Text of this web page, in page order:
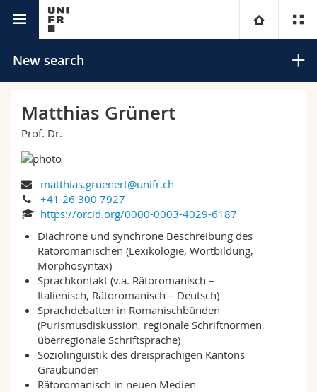
University
Campus
University
Continuing education
Theology
Management, Economics and Social sciences
Humanities
Education
Science and Medicine
Interfaculty
You are
Students
Medias
Researchers
Employees
PhD students
Directory
Maps/Orientation
Libraries
Webmail
Course catalogue
New search
Matthias Grünert
Prof. Dr.
matthias.gruenert@unifr.ch
+41 26 300 7927
https://orcid.org/0000-0003-4029-6187
Diachrone und synchrone Beschreibung des
Rätoromanischen (Lexikologie, Wortbildung,
Morphosyntax)
Sprachkontakt (v.a. Rätoromanisch –
Italienisch, Rätoromanisch – Deutsch)
Sprachdebatten in Romanischbünden
(Purismusdiskussion, regionale Schriftnormen,
überregionale Schriftsprache)
Soziolinguistik des dreisprachigen Kantons
Graubünden
Rätoromanisch in neuen Medien